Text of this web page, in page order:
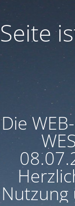
Seite
Die
Nutzung